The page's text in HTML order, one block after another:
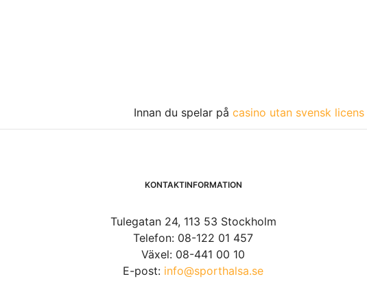
Innan du spelar på casino utan svensk licens
KONTAKTINFORMATION
Tulegatan 24, 113 53 Stockholm
Telefon: 08-122 01 457
Växel: 08-441 00 10
E-post: info@sporthalsa.se